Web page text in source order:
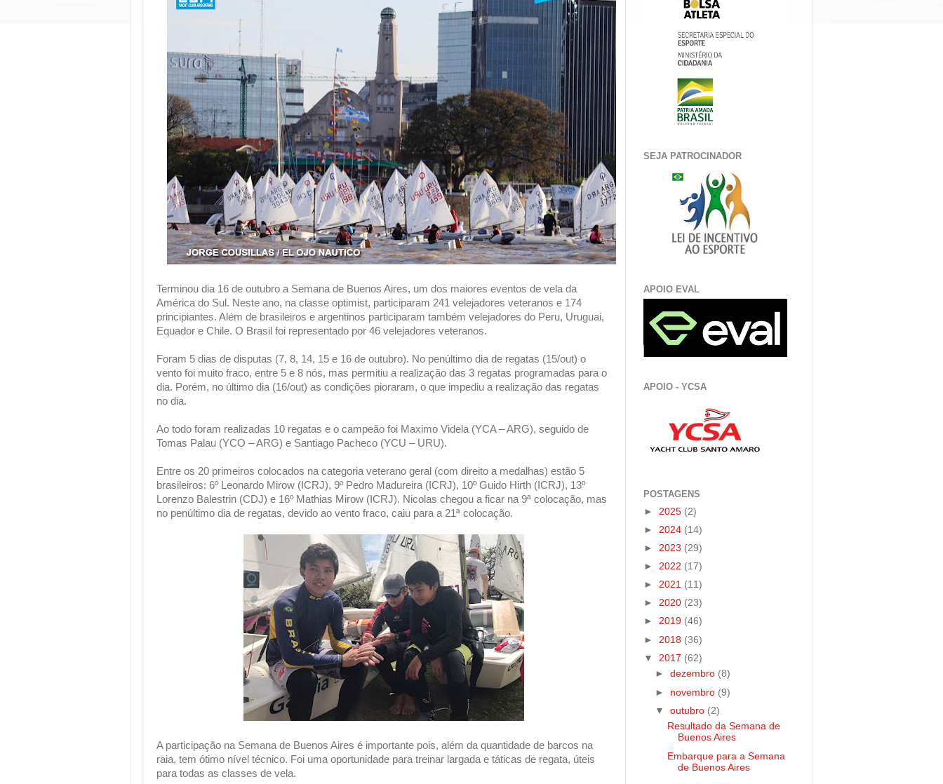
Terminou dia 16 de outubro a Semana de Buenos Aires, um dos maiores eventos de vela da
América do Sul. Neste ano, na classe optimist, participaram 241 velejadores veteranos e 174
principiantes. Além de brasileiros e argentinos participaram também velejadores do Peru, Uruguai,
Equador e Chile. O Brasil foi representado por 46 velejadores veteranos.
Foram 5 dias de disputas (7, 8, 14, 15 e 16 de outubro). No penúltimo dia de regatas (15/out) o
vento foi muito fraco, entre 5 e 8 nós, mas permitiu a realização das 3 regatas programadas para o
dia. Porém, no último dia (16/out) as condições pioraram, o que impediu a realização das regatas
no dia.
Ao todo foram realizadas 10 regatas e o campeão foi Maximo Videla (YCA – ARG), seguido de
Tomas Palau (YCO – ARG) e Santiago Pacheco (YCU – URU).
Entre os 20 primeiros colocados na categoria veterano geral (com direito a medalhas) estão 5
brasileiros: 6º Leonardo Mirow (ICRJ), 9º Pedro Madureira (ICRJ), 10º Guido Hirth (ICRJ), 13º
Lorenzo Balestrin (CDJ) e 16º Mathias Mirow (ICRJ). Nicolas chegou a ficar na 9ª colocação, mas
no penúltimo dia de regatas, devido ao vento fraco, caiu para a 21ª colocação.
A participação na Semana de Buenos Aires é importante pois, além da quantidade de barcos na
raia, tem ótimo nível técnico. Foi uma oportunidade para treinar largada e táticas de regata, úteis
para todas as classes de vela.
SEJA PATROCINADOR
APOIO EVAL
APOIO - YCSA
POSTAGENS
► 2025 (2)
► 2024 (14)
► 2023 (29)
► 2022 (17)
► 2021 (11)
► 2020 (23)
► 2019 (46)
► 2018 (36)
▼ 2017 (62)
►dezembro (8)
► novembro (9)
▼outubro (2)
Resultado da Semana de
Buenos Aires
Embarque para a Semana
de Buenos Aires